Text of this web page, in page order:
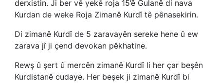
derxistin. Ji ber vê yekê roja 15’ê Gulanê di nava
Kurdan de weke Roja Zimanê Kurdî tê pênasekirin.
Di zimanê Kurdî de 5 zaravayên sereke hene û ew
zarava jî ji çend devokan pêkhatine.
Rewş û şert û mercên zimanê Kurdî li her çar beşên
Kurdistanê cudaye. Her beşek ji zimanê Kurdî bi